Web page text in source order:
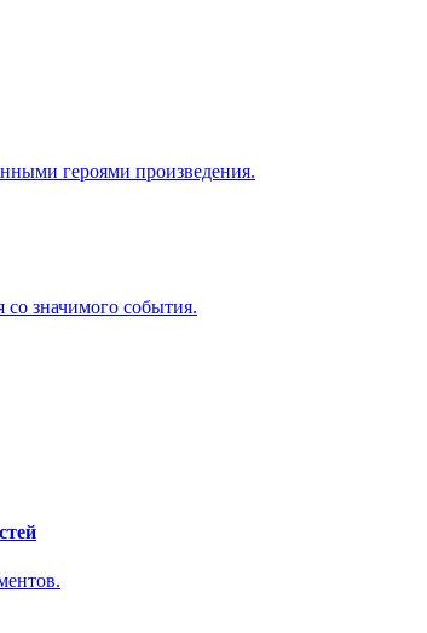
героями произведения.
значимого события.